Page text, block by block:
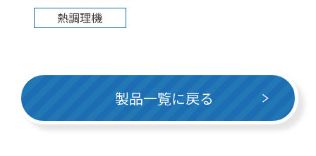
熱調理機
製品一覧に戻る